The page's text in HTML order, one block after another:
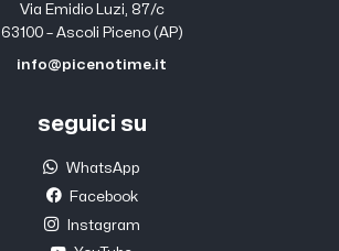
Via Emidio Luzi, 87/c
63100 – Ascoli Piceno (AP)
info@picenotime.it
seguici su
WhatsApp
Facebook
Instagram